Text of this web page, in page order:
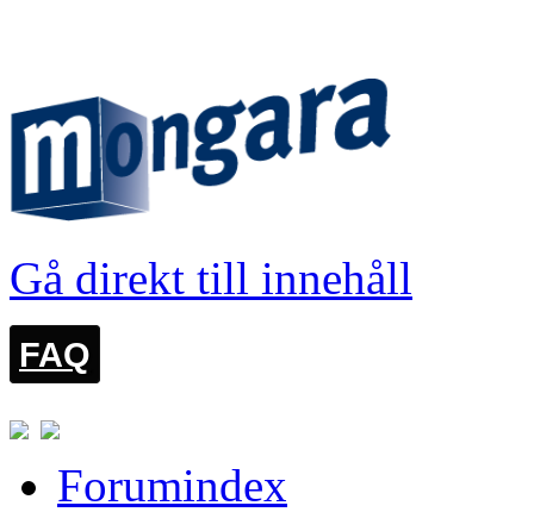
Gå direkt till innehåll
FAQ
Forumindex